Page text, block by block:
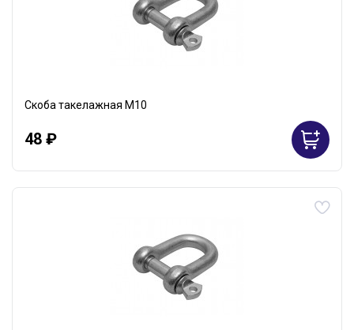
Скоба такелажная М10
48 ₽